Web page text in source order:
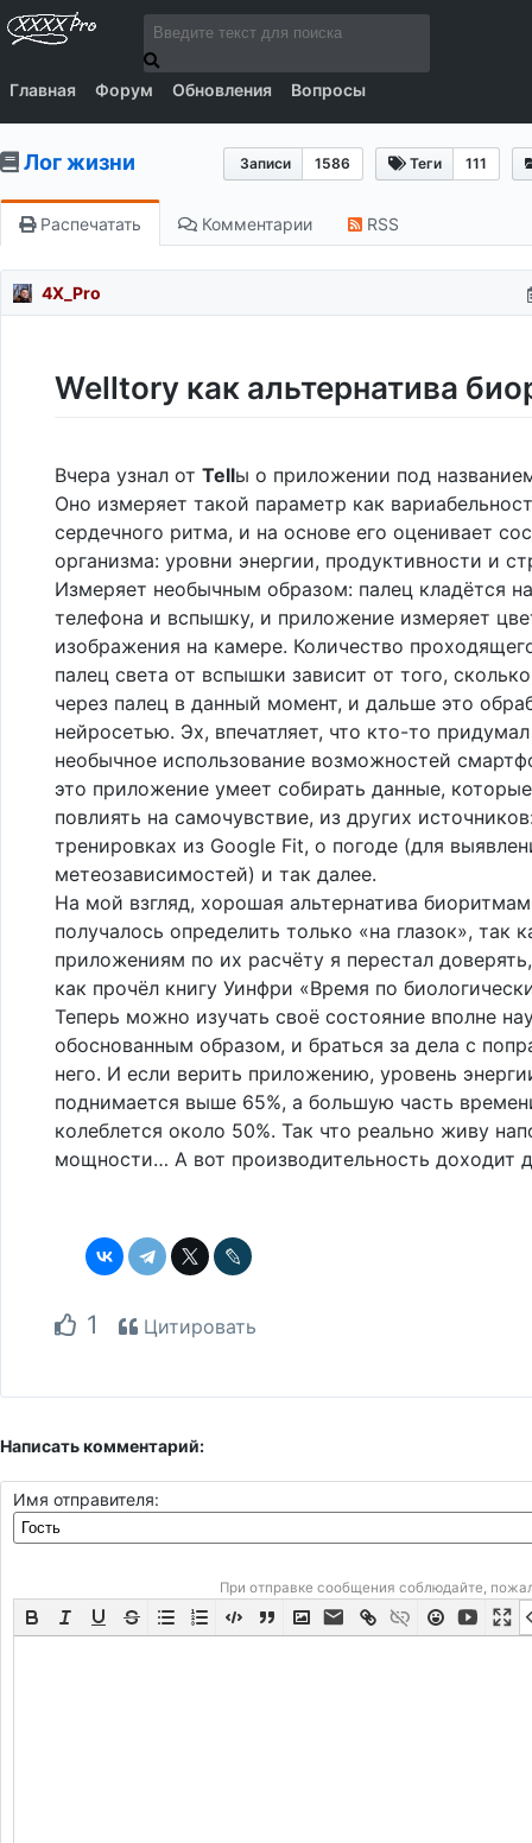
Главная Форум Обновления Вопросы
Записи 1586 Теги 111
Лог жизни
Распечатать Комментарии RSS
4X_Pro
Welltory как альтернатива
Вчера узнал от Tellы о приложении под
Оно измеряет такой параметр как
сердечного ритма, и на основе его оценивает
организма: уровни энергии, продуктивности и
Измеряет необычным образом: палец кладётся
телефона и вспышку, и приложение измеряет
изображения на камере. Количество
палец света от вспышки зависит от того,
через палец в данный момент, и дальше это
нейросетью. Эх, впечатляет, что кто-то
необычное использование возможностей
это приложение умеет собирать данные,
повлиять на самочувствие, из других
тренировках из Google Fit, о погоде (для
метеозависимостей) и так далее.
На мой взгляд, хорошая альтернатива
получалось определить только «на глазок», так
приложениям по их расчёту я перестал
как прочёл книгу Уинфри «Время по
Теперь можно изучать своё состояние вполне
обоснованным образом, и браться за дела с
него. И если верить приложению, уровень
поднимается выше 65%, а большую часть
колеблется около 50%. Так что реально живу
мощности… А вот производительность доходит
1 Цитировать
Написать комментарий:
Имя отправителя:
При отправке сообщения соблюдайте,